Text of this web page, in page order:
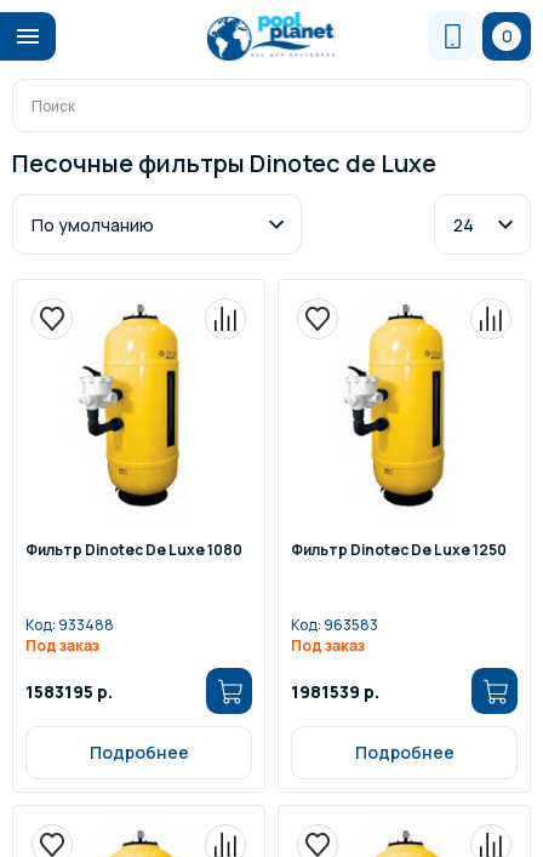
0
Песочные фильтры Dinotec de Luxe
Фильтр Dinotec De Luxe 1080
Код:933488
Под заказ
1583195 р.
Подробнее
Фильтр Dinotec De Luxe 1250
Код:963583
Под заказ
1981539 р.
Подробнее